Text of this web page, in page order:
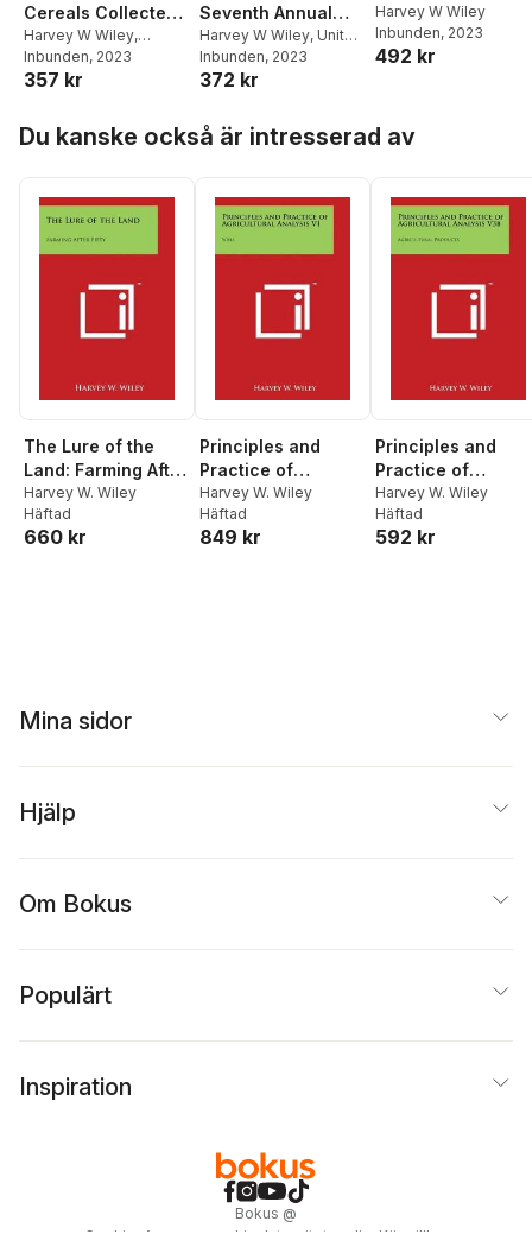
Cereals Collected
at the World's
Columbian
Exposition, and
Other Data
Harvey W Wiley,
Government Priniting
Office
Inbunden, 2023
357 kr
Seventh Annual
Convention of the
Association of
Official Agricultural
the U.S. National
29, and 30, 1890;
Volume no.28
Harvey W Wiley, United
States Department of
Agricult,
Inbunden, 2023
372 kr
Harvey W Wiley
Inbunden, 2023
492 kr
Du kanske också är intresserad av
The Lure of the
Land: Farming After
Fifty
Harvey W. Wiley
Häftad
660 kr
Principles and
Practice of
Agricultural
Analysis V1: Soils
Harvey W. Wiley
Häftad
849 kr
Principles and
Practice of
Agricultural
Analysis V3b:
Agricultural
Harvey W. Wiley
Häftad
592 kr
Mina sidor
Hjälp
Om Bokus
Populärt
Inspiration
Bokus @
Cookies
Anpassa cookies Integritetspolicy Köpvillkor